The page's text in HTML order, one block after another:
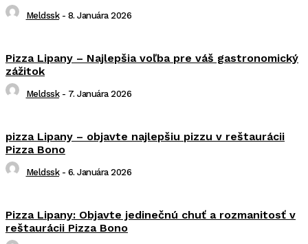
Meldssk - 8. Januára 2026
Pizza Lipany – Najlepšia voľba pre váš gastronomický
zážitok
Meldssk - 7. Januára 2026
pizza Lipany – objavte najlepšiu pizzu v reštaurácii
Pizza Bono
Meldssk - 6. Januára 2026
Pizza Lipany: Objavte jedinečnú chuť a rozmanitosť v
reštaurácii Pizza Bono